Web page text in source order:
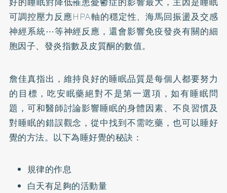
可調控壓力反應HPA軸的穩定性、海馬回振盪及交感
神經系統⋯等神經反應，還會影響免疫發炎有關的細
胞因子、發炎指數及皮質酮的數值。
詹佳真指出，維持良好的睡眠品質是每個人都要努力
的目標，吃安眠藥絕對不是第一選項，如有睡眠問
題，可和醫師討論影響睡眠的身體因素、不良習慣及
對睡眠的錯誤觀念，從中找到不需吃藥，也可以睡好
覺的方法。以下為睡好覺的秘訣：
規律的作息
白天有足夠的活動量